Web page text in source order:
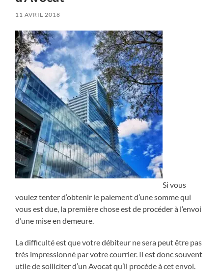
11 AVRIL 2018
Si vous
voulez tenter d’obtenir le paiement d’une somme qui
vous est due, la première chose est de procéder à l’envoi
d’une mise en demeure.
La difficulté est que votre débiteur ne sera peut être pas
très impressionné par votre courrier. Il est donc souvent
utile de solliciter d’un Avocat qu’il procède à cet envoi.